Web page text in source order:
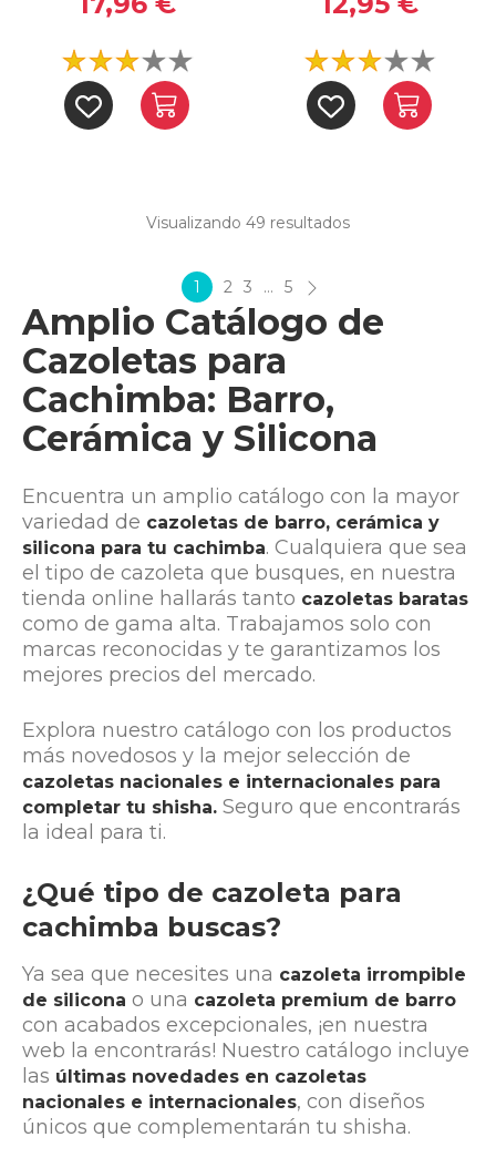
Visualizando 49 resultados
1 2 3 … 5
Amplio Catálogo de
Cazoletas para
Cachimba: Barro,
Cerámica y Silicona
Encuentra un amplio catálogo con la mayor
variedad de cazoletas de barro, cerámica y
silicona para tu cachimba. Cualquiera que sea
el tipo de cazoleta que busques, en nuestra
tienda online hallarás tanto cazoletas baratas
como de gama alta. Trabajamos solo con
marcas reconocidas y te garantizamos los
mejores precios del mercado.
Explora nuestro catálogo con los productos
más novedosos y la mejor selección de
cazoletas nacionales e internacionales para
completar tu shisha. Seguro que encontrarás
la ideal para ti.
¿Qué tipo de cazoleta para
cachimba buscas?
Ya sea que necesites una cazoleta irrompible
de silicona o una cazoleta premium de barro
con acabados excepcionales, ¡en nuestra
web la encontrarás! Nuestro catálogo incluye
las últimas novedades en cazoletas
nacionales e internacionales, con diseños
únicos que complementarán tu shisha.